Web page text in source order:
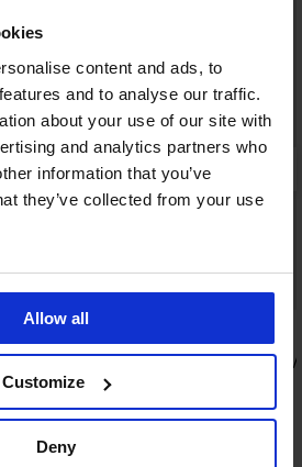
content and ads, to
and to analyse our traffic.
about your use of our site with
and analytics partners who
information that you’ve
they’ve collected from your use
Allow all
Customize
Deny
bez
Bestseller
Podprsenka DIVA by